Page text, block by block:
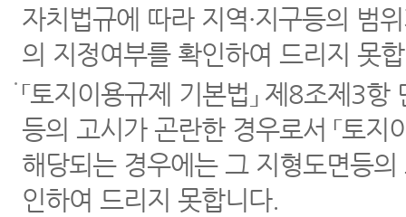
자치법규에 따라 지역·지구등의 범
의 지정여부를 확인하여 드리지 못
「토지이용규제 기본법」 제8조제3
등의 고시가 곤란한 경우로서 「토
해당되는 경우에는 그 지형도면등
인하여 드리지 못합니다.